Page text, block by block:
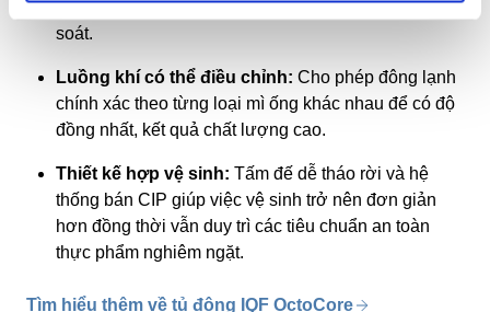
phẩm bằng tấm nền rung và luồng khí được kiểm
soát.
Luồng khí có thể điều chỉnh: Cho phép đông lạnh
chính xác theo từng loại mì ống khác nhau để có độ
đồng nhất, kết quả chất lượng cao.
Thiết kế hợp vệ sinh: Tấm đế dễ tháo rời và hệ
thống bán CIP giúp việc vệ sinh trở nên đơn giản
hơn đồng thời vẫn duy trì các tiêu chuẩn an toàn
thực phẩm nghiêm ngặt.
Tìm hiểu thêm về tủ đông IQF OctoCore